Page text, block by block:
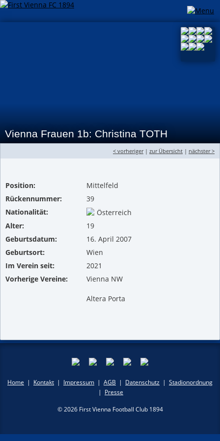
Vienna Frauen 1b: Christina TOTH
< vorheriger| zur Übersicht | nächster >
Position:
Mittelfeld
Rückennummer:
39
Nationalität:
Österreich
Alter:
19
Geburtsdatum:
16. April 2007
Geburtsort:
Wien
Im Verein seit:
2021
Vorherige Vereine:
Vienna NW
Altera Porta
Home | Kontakt | Impressum | AGB | Datenschutz | Stadionordnung
| Presse
© 2026 First Vienna Football Club 1894